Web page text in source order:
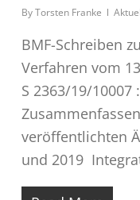
ByTorsten Franke
BMF-Schreiben
Verfahren vom
S 2363/19/10007
veröffentlichten
und 2019